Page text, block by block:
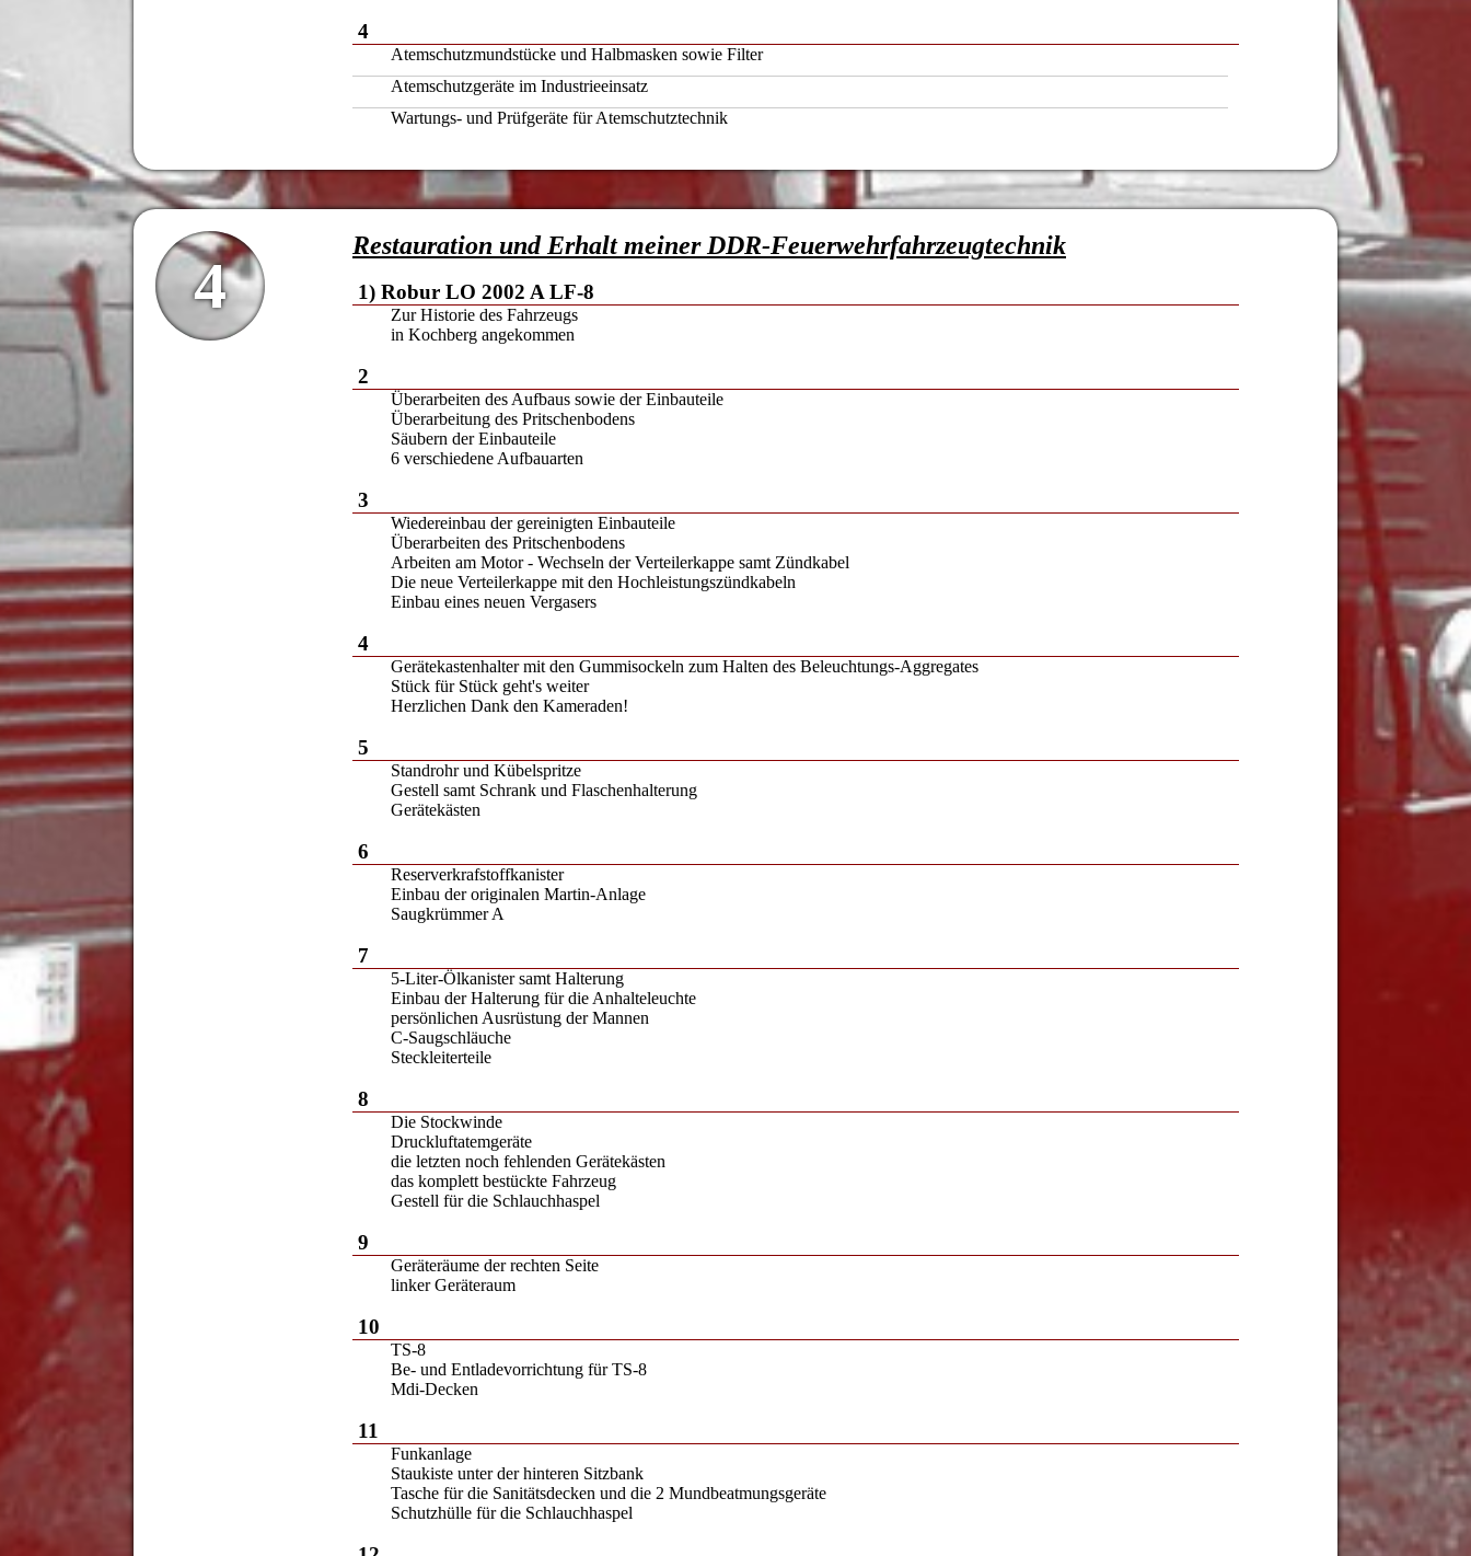
4
Atemschutzmundstücke und Halbmasken sowie Filter
Atemschutzgeräte im Industrieeinsatz
Wartungs- und Prüfgeräte für Atemschutztechnik
4
Restauration und Erhalt meiner DDR-Feuerwehrfahrzeugtechnik
1) Robur LO 2002 A LF-8
Zur Historie des Fahrzeugs
in Kochberg angekommen
2
Überarbeiten des Aufbaus sowie der Einbauteile
Überarbeitung des Pritschenbodens
Säubern der Einbauteile
6 verschiedene Aufbauarten
3
Wiedereinbau der gereinigten Einbauteile
Überarbeiten des Pritschenbodens
Arbeiten am Motor - Wechseln der Verteilerkappe samt Zündkabel
Die neue Verteilerkappe mit den Hochleistungszündkabeln
Einbau eines neuen Vergasers
4
Gerätekastenhalter mit den Gummisockeln zum Halten des Beleuchtungs-Aggregates
Stück für Stück geht's weiter
Herzlichen Dank den Kameraden!
5
Standrohr und Kübelspritze
Gestell samt Schrank und Flaschenhalterung
Gerätekästen
6
Reserverkrafstoffkanister
Einbau der originalen Martin-Anlage
Saugkrümmer A
7
5-Liter-Ölkanister samt Halterung
Einbau der Halterung für die Anhalteleuchte
persönlichen Ausrüstung der Mannen
C-Saugschläuche
Steckleiterteile
8
Die Stockwinde
Druckluftatemgeräte
die letzten noch fehlenden Gerätekästen
das komplett bestückte Fahrzeug
Gestell für die Schlauchhaspel
9
Geräteräume der rechten Seite
linker Geräteraum
10
TS-8
Be- und Entladevorrichtung für TS-8
Mdi-Decken
11
Funkanlage
Staukiste unter der hinteren Sitzbank
Tasche für die Sanitätsdecken und die 2 Mundbeatmungsgeräte
Schutzhülle für die Schlauchhaspel